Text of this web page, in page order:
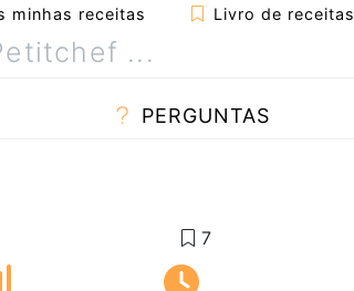
minhas receitas Livro de receitas
PERGUNTAS